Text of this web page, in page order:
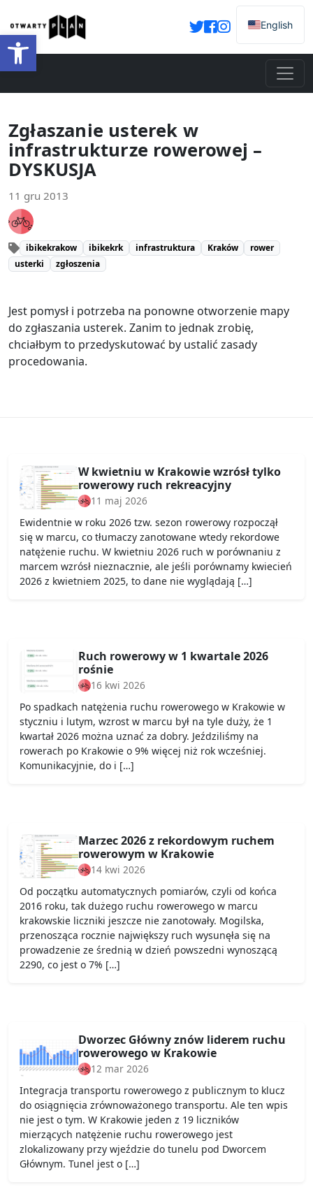
Otwórz pasek narzędzi
English
Zgłaszanie usterek w
infrastrukturze rowerowej –
DYSKUSJA
11 gru 2013
ibikekrakow ibikekrk infrastruktura Kraków
rower
usterki
zgłoszenia
Jest pomysł i potrzeba na ponowne otworzenie mapy
do zgłaszania usterek. Zanim to jednak zrobię,
chciałbym to przedyskutować by ustalić zasady
procedowania.
W kwietniu w Krakowie wzrósł tylko
rowerowy ruch rekreacyjny
11 maj 2026
Ewidentnie w roku 2026 tzw. sezon rowerowy rozpoczął
się w marcu, co tłumaczy zanotowane wtedy rekordowe
natężenie ruchu. W kwietniu 2026 ruch w porównaniu z
marcem wzrósł nieznacznie, ale jeśli porównamy kwiecień
2026 z kwietniem 2025, to dane nie wyglądają […]
Ruch rowerowy w 1 kwartale 2026
rośnie
16 kwi 2026
Po spadkach natężenia ruchu rowerowego w Krakowie w
styczniu i lutym, wzrost w marcu był na tyle duży, że 1
kwartał 2026 można uznać za dobry. Jeździliśmy na
rowerach po Krakowie o 9% więcej niż rok wcześniej.
Komunikacyjnie, do i […]
Marzec 2026 z rekordowym ruchem
rowerowym w Krakowie
14 kwi 2026
Od początku automatycznych pomiarów, czyli od końca
2016 roku, tak dużego ruchu rowerowego w marcu
krakowskie liczniki jeszcze nie zanotowały. Mogilska,
przenosząca rocznie największy ruch wysunęła się na
prowadzenie ze średnią w dzień powszedni wynoszącą
2290, co jest o 7% […]
Dworzec Główny znów liderem ruchu
rowerowego w Krakowie
12 mar 2026
Integracja transportu rowerowego z publicznym to klucz
do osiągnięcia zrównoważonego transportu. Ale ten wpis
nie jest o tym. W Krakowie jeden z 19 liczników
mierzących natężenie ruchu rowerowego jest
zlokalizowany przy wjeździe do tunelu pod Dworcem
Głównym. Tunel jest o […]